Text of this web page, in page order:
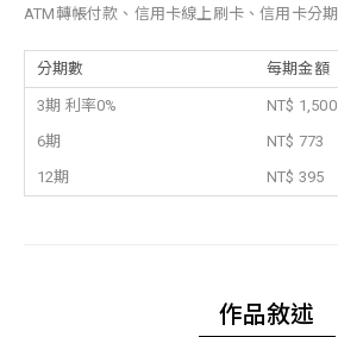
ATM轉帳付款、信用卡線上刷卡、信用卡分期
分期數 每期金額
3期 利率0%
NT$ 1,500
6期
NT$ 773
12期
NT$ 395
作品敘述